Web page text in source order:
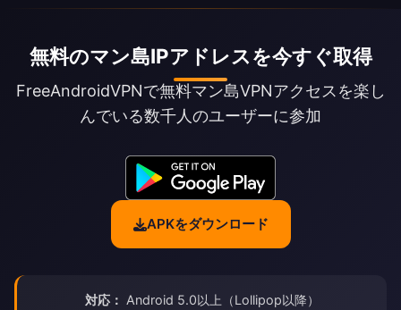
無料のマン島IPアドレスを今すぐ取得
FreeAndroidVPNで無料マン島VPNアクセスを楽し
んでいる数千人のユーザーに参加
APKをダウンロード
対応： Android 5.0以上（Lollipop以降）